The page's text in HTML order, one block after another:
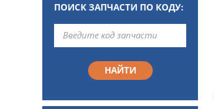
ПОИСК ЗАПЧАСТИ ПО КОДУ: